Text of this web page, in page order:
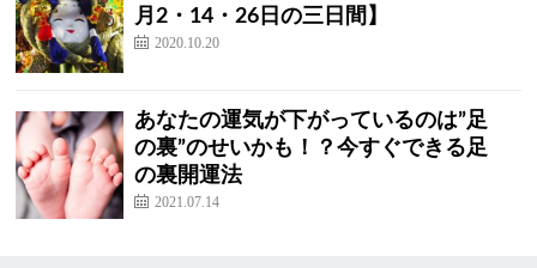
月2・14・26日の三日間】
2020.10.20
あなたの運気が下がっているのは”足
の裏”のせいかも！？今すぐできる足
の裏開運法
2021.07.14